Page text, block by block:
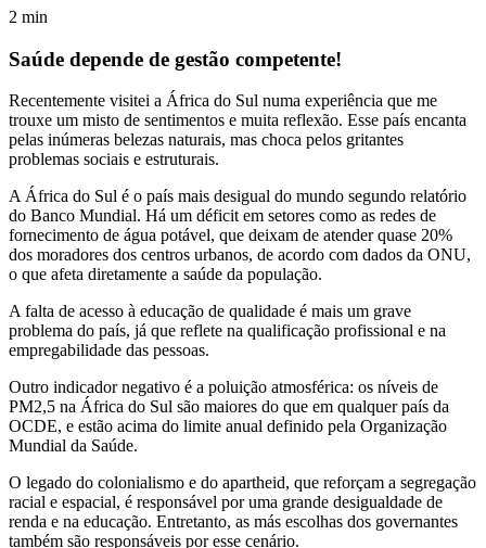
2 min
Saúde depende de gestão competente!
Recentemente visitei a África do Sul numa experiência que me
trouxe um misto de sentimentos e muita reflexão. Esse país encanta
pelas inúmeras belezas naturais, mas choca pelos gritantes
problemas sociais e estruturais.
A África do Sul é o país mais desigual do mundo segundo relatório
do Banco Mundial. Há um déficit em setores como as redes de
fornecimento de água potável, que deixam de atender quase 20%
dos moradores dos centros urbanos, de acordo com dados da ONU,
o que afeta diretamente a saúde da população.
A falta de acesso à educação de qualidade é mais um grave
problema do país, já que reflete na qualificação profissional e na
empregabilidade das pessoas.
Outro indicador negativo é a poluição atmosférica: os níveis de
PM2,5 na África do Sul são maiores do que em qualquer país da
OCDE, e estão acima do limite anual definido pela Organização
Mundial da Saúde.
O legado do colonialismo e do apartheid, que reforçam a segregação
racial e espacial, é responsável por uma grande desigualdade de
renda e na educação. Entretanto, as más escolhas dos governantes
também são responsáveis por esse cenário.